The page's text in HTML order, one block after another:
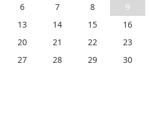
6 7 8
9
13 14 15
16
20 21 22
23
27 28 29
30